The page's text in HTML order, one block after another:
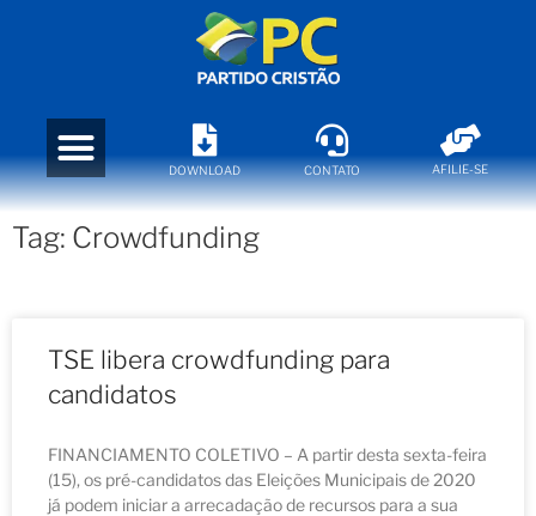
DOWNLOAD CONTATO AFILIE-SE
Tag: Crowdfunding
TSE libera crowdfunding para
candidatos
FINANCIAMENTO COLETIVO – A partir desta sexta-feira
(15), os pré-candidatos das Eleições Municipais de 2020
já podem iniciar a arrecadação de recursos para a sua